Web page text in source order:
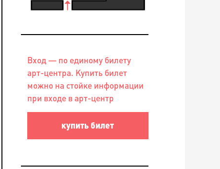
Вход — по единому билету
арт-центра. Купить билет
можно на стойке информации
при входе в арт-центр
купить билет